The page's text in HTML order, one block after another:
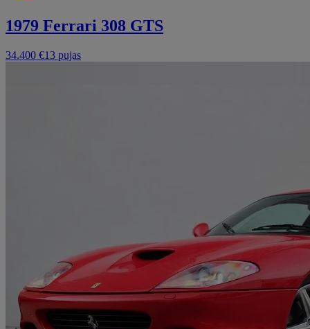
1979 Ferrari 308 GTS
34.400 €13 pujas